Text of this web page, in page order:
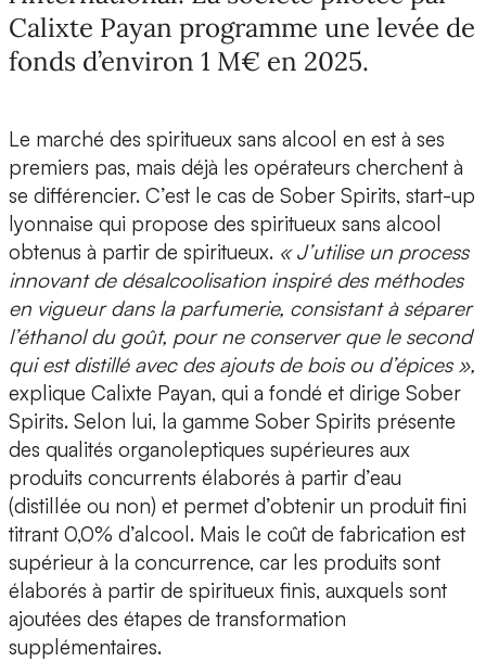
Calixte Payan programme une levée de
fonds d’environ 1 M€ en 2025.
Le marché des spiritueux sans alcool en est à ses
premiers pas, mais déjà les opérateurs cherchent à
se différencier. C’est le cas de Sober Spirits, start-up
lyonnaise qui propose des spiritueux sans alcool
obtenus à partir de spiritueux. « J’utilise un process
innovant de désalcoolisation inspiré des méthodes
en vigueur dans la parfumerie, consistant à séparer
l’éthanol du goût, pour ne conserver que le second
qui est distillé avec des ajouts de bois ou d’épices »,
explique Calixte Payan, qui a fondé et dirige Sober
Spirits. Selon lui, la gamme Sober Spirits présente
des qualités organoleptiques supérieures aux
produits concurrents élaborés à partir d’eau
(distillée ou non) et permet d’obtenir un produit fini
titrant 0,0% d’alcool. Mais le coût de fabrication est
supérieur à la concurrence, car les produits sont
élaborés à partir de spiritueux finis, auxquels sont
ajoutées des étapes de transformation
supplémentaires.